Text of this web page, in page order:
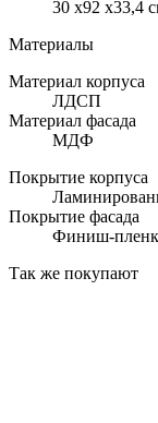
30 x92 x33,4
Материалы
Материал корпуса
ЛДСП
Материал фасада
МДФ
Покрытие корпуса
Покрытие фасада
Финиш-
Так же покупают